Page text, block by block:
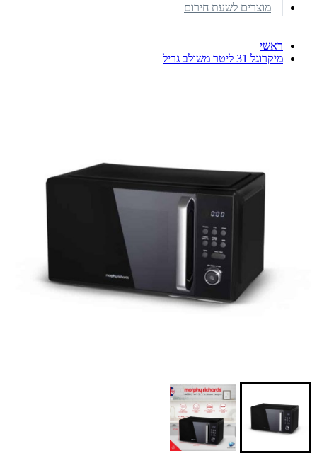
מוצרים לשעת חירום
ראשי
מיקרוגל 31 ליטר משולב גריל